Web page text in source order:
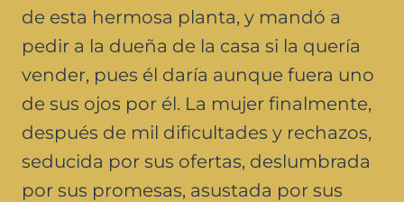
de esta hermosa planta, y mandó a
pedir a la dueña de la casa si la quería
vender, pues él daría aunque fuera uno
de sus ojos por él. La mujer finalmente,
después de mil dificultades y rechazos,
seducida por sus ofertas, deslumbrada
por sus promesas, asustada por sus